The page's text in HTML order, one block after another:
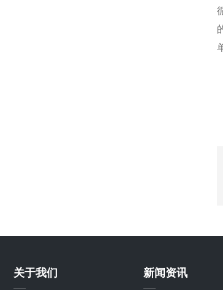
关于我们 新闻资讯